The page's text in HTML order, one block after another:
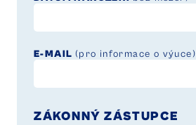
E-MAIL (pro informace o výuce)
ZÁKONNÝ ZÁSTUPCE